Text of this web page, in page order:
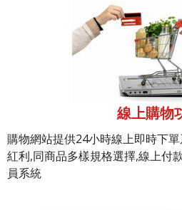
線上購物
購物網站提供24小時線上即時下
紅利,同商品多樣規格選擇,線上付
員系統